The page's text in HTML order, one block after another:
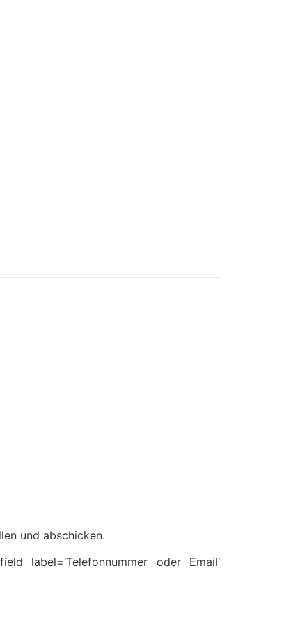
und abschicken.
label=’Telefonnummer oder Email‘